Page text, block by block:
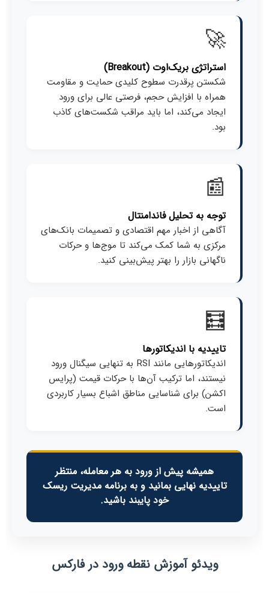
🚀
استراتژی بریک‌اوت (Breakout)
شکستن پرقدرت سطوح کلیدی حمایت و مقاومت
همراه با افزایش حجم، فرصتی عالی برای ورود
ایجاد می‌کند، اما باید مراقب شکست‌های کاذب
بود.
📰
توجه به تحلیل فاندامنتال
آگاهی از اخبار مهم اقتصادی و تصمیمات بانک‌های
مرکزی به شما کمک می‌کند تا موج‌ها و حرکات
ناگهانی بازار را بهتر پیش‌بینی کنید.
🧮
تاییدیه با اندیکاتورها
اندیکاتورهایی مانند RSI به تنهایی سیگنال ورود
نیستند، اما ترکیب آن‌ها با حرکات قیمت (پرایس
اکشن) برای شناسایی مناطق اشباع بسیار کاربردی
است.
همیشه پیش از ورود به هر معامله، منتظر
تاییدیه نهایی بمانید و به برنامه مدیریت ریسک
خود پایبند باشید.
ویدئو آموزش نقطه ورود در فارکس